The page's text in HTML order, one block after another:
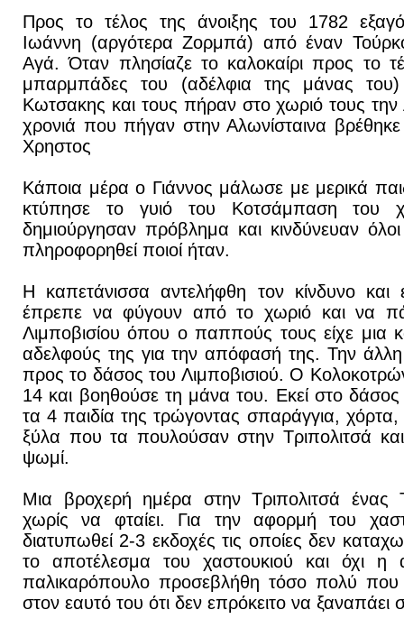
Προς το τέλος της άνοιξης του 1782
Ιωάννη (αργότερα Ζορμπά) από έναν
Αγά. Όταν πλησίαζε το καλοκαίρι προς το
μπαρμπάδες του (αδέλφια της μάνας του)
Κωτσακης και τους πήραν στο χωριό τους
χρονιά που πήγαν στην Αλωνίσταινα βρέθηκε
Χρηστος
Κάποια μέρα ο Γιάννος μάλωσε με μερικά
κτύπησε το γυιό του Κοτσάμπαση του
δημιούργησαν πρόβλημα και κινδύνευαν
πληροφορηθεί ποιοί ήταν.
Η καπετάνισσα αντελήφθη τον κίνδυνο και
έπρεπε να φύγουν από το χωριό και να
Λιμποβισίου όπου ο παππούς τους είχε μια
αδελφούς της για την απόφασή της. Την
προς το δάσος του Λιμποβισιού. Ο
14 και βοηθούσε τη μάνα του. Εκεί στο
τα 4 παιδία της τρώγοντας σπαράγγια, χόρτα,
ξύλα που τα πουλούσαν στην Τριπολιτσά
ψωμί.
Μια βροχερή ημέρα στην Τριπολιτσά ένας
χωρίς να φταίει. Για την αφορμή του
διατυπωθεί 2-3 εκδοχές τις οποίες δεν
το αποτέλεσμα του χαστουκιού και όχι
παλικαρόπουλο προσεβλήθη τόσο πολύ που
στον εαυτό του ότι δεν επρόκειτο να